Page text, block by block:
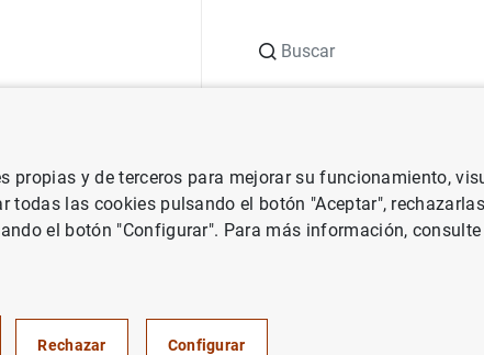
Notas de prensa del Banco Central Europeo Calendario de
del BCE y de las
propias y de terceros para mejorar su funcionamiento,
todas las cookies pulsando el botón "Aceptar",
el botón "Configurar". Para más información, consulte
Rechazar Configurar